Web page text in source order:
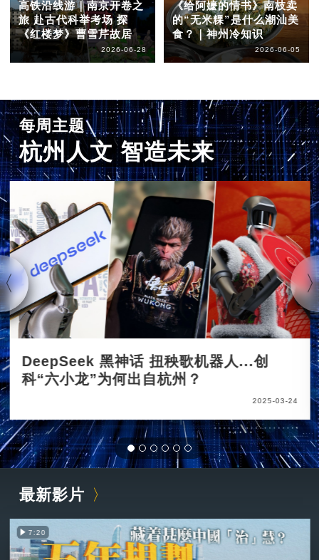
高铁沿线游｜南京开卷之
旅 赴古代科举考场 探
《红楼梦》曹雪芹故居
2026-06-28
《给阿嬷的情书》南枝卖
的“无米粿”是什么潮汕美
食？｜神州冷知识
2026-06-05
每周主题
杭州人文 智造未来
DeepSeek 黑神话 扭秧歌机器人...创
科“六小龙”为何出自杭州？
2025-03-24
最新影片
7:20